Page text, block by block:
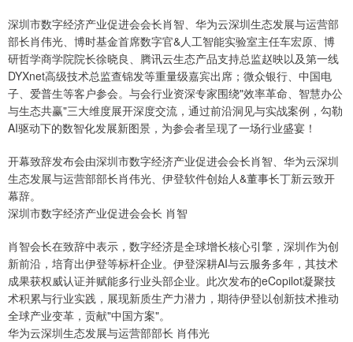
深圳市数字经济产业促进会会长肖智、华为云深圳生态发展与运营部
部长肖伟光、博时基金首席数字官&人工智能实验室主任车宏原、博
研哲学商学院院长徐晓良、腾讯云生态产品支持总监赵映以及第一线
DYXnet高级技术总监查锦发等重量级嘉宾出席；微众银行、中国电
子、爱普生等客户参会。与会行业资深专家围绕"效率革命、智慧办公
与生态共赢"三大维度展开深度交流，通过前沿洞见与实战案例，勾勒
AI驱动下的数智化发展新图景，为参会者呈现了一场行业盛宴！
开幕致辞发布会由深圳市数字经济产业促进会会长肖智、华为云深圳
生态发展与运营部部长肖伟光、伊登软件创始人&董事长丁新云致开
幕辞。
深圳市数字经济产业促进会会长 肖智
肖智会长在致辞中表示，数字经济是全球增长核心引擎，深圳作为创
新前沿，培育出伊登等标杆企业。伊登深耕AI与云服务多年，其技术
成果获权威认证并赋能多行业头部企业。此次发布的eCopilot凝聚技
术积累与行业实践，展现新质生产力潜力，期待伊登以创新技术推动
全球产业变革，贡献"中国方案"。
华为云深圳生态发展与运营部部长 肖伟光